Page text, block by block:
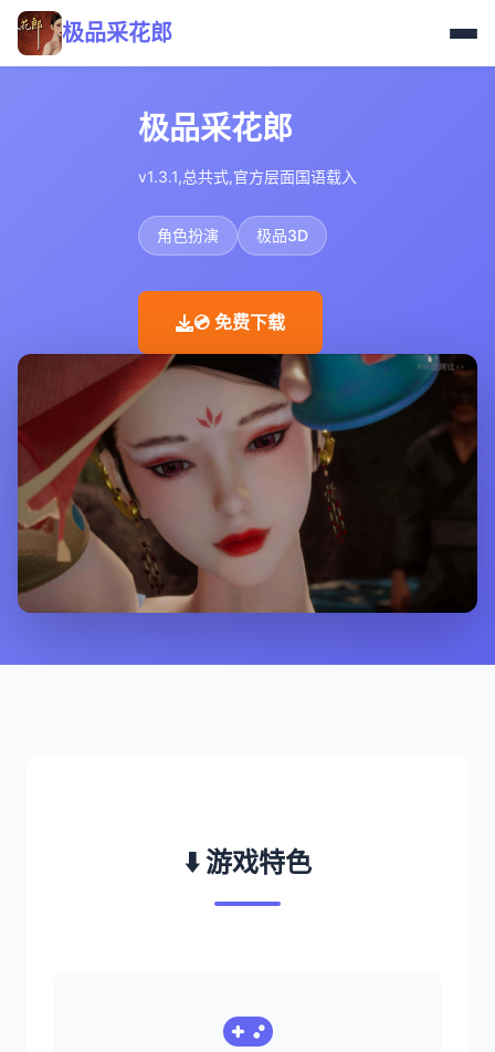
极品采花郎
极品采花郎
v1.3.1,总共式,官方层面国语载入
角色扮演 极品3D
💿 免费下载
⬇️ 游戏特色